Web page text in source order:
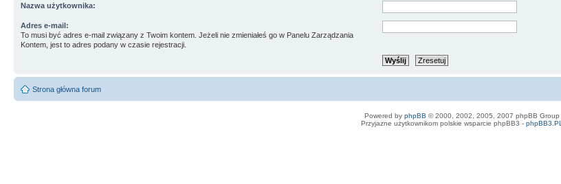
Nazwa użytkownika:
Adres e-mail:
To musi być adres e-mail związany z Twoim kontem. Jeżeli nie zmieniałeś go w Panelu Zarządzania
Kontem, jest to adres podany w czasie rejestracji.
Strona główna forum
Powered by phpBB © 2000, 2002, 2005, 2007 phpBB Group
Przyjazne użytkownikom polskie wsparcie phpBB3 - phpBB3.PL